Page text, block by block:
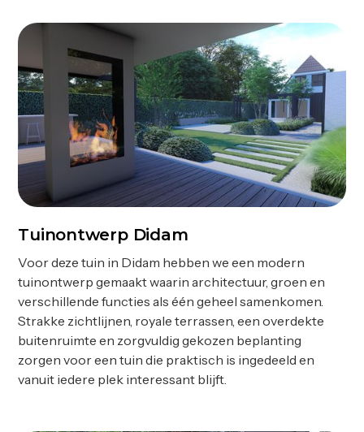
Ontwerp
Tuinontwerp Didam
Voor deze tuin in Didam hebben we een modern
tuinontwerp gemaakt waarin architectuur, groen en
verschillende functies als één geheel samenkomen.
Strakke zichtlijnen, royale terrassen, een overdekte
buitenruimte en zorgvuldig gekozen beplanting
zorgen voor een tuin die praktisch is ingedeeld en
vanuit iedere plek interessant blijft.